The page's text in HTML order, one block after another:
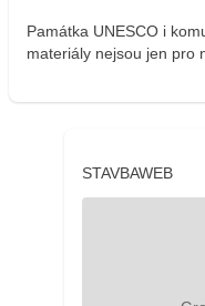
Památka UNESCO i
materiály nejsou jen pro
STAVBAWEB